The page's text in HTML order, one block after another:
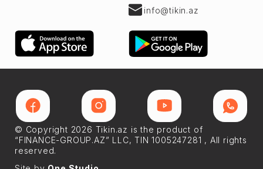
info@tikin.az
© Copyright 2026 Tikin.az is the product of
“FINANCE-GROUP.AZ” LLC, TIN 1005247281 , All rights
reserved.